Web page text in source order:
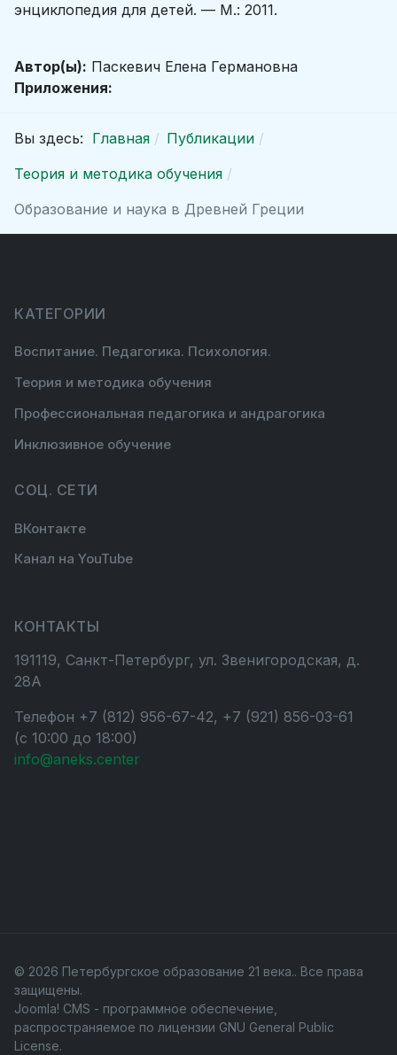
энциклопедия для детей. — М.: 2011.
Автор(ы): Паскевич Елена Германовна
Приложения:
Вы здесь: Главная
Публикации
Теория и методика обучения
Образование и наука в Древней Греции
КАТЕГОРИИ
Воспитание. Педагогика. Психология.
Теория и методика обучения
Профессиональная педагогика и андрагогика
Инклюзивное обучение
СОЦ. СЕТИ
ВКонтакте
Канал на YouTube
КОНТАКТЫ
191119, Санкт-Петербург, ул. Звенигородская, д.
28А
Телефон +7 (812) 956-67-42, +7 (921) 856-03-61
(с 10:00 до 18:00)
info@aneks.center
© 2026 Петербургское образование 21 века.. Все права
защищены.
Joomla! CMS - программное обеспечение,
распространяемое по лицензии GNU General Public
License.